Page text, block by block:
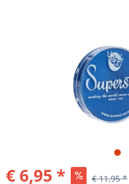
€ 6,95 * € 11,95 *